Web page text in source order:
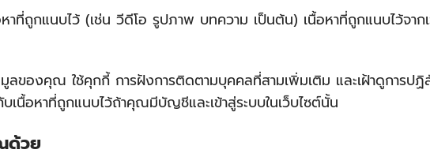
หาที่ถูกแนบไว้ (เช่น วีดีโอ รูปภาพ บทความ เป็นต้น) เนื้อหาที่ถูกแนบไว้จา
อมูลของคุณ ใช้คุกกี้ การฝังการติดตามบุคคลที่สามเพิ่มเติม และเฝ้าดูการป
อหาที่ถูกแนบไว้ถ้าคุณมีบัญชีและเข้าสู่ระบบในเว็บไซต์นั้น
ด้วย